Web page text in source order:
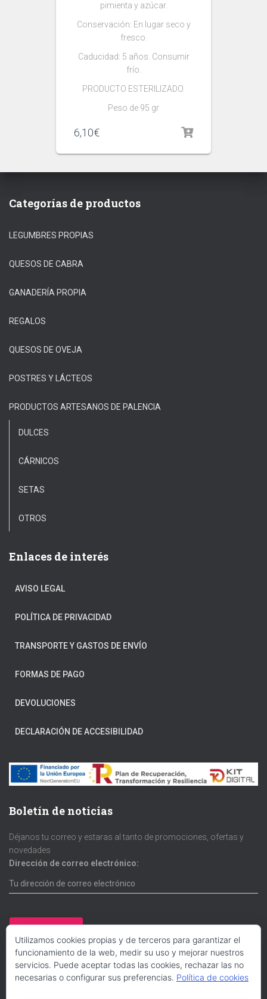
pimienta y azúcar.
Conservación: En lugar seco y
fresco.
Caducidad: 5 años. Consumir
frío.
PRODUCTO ESTERILIZADO.
Peso de 95 gr
6,10€
Categorías de productos
LEGUMBRES PROPIAS
QUESOS DE CABRA
GANADERÍA PROPIA
REGALOS
QUESOS DE OVEJA
POSTRES Y LÁCTEOS
PRODUCTOS ARTESANOS DE PALENCIA
DULCES
CÁRNICOS
SETAS
OTROS
Enlaces de interés
AVISO LEGAL
POLÍTICA DE PRIVACIDAD
TRANSPORTE Y GASTOS DE ENVÍO
FORMAS DE PAGO
DEVOLUCIONES
DECLARACIÓN DE ACCESIBILIDAD
Boletín de noticias
Déjanos tu correo y estaras al tanto de promociones, ofertas y
novedades
Dirección de correo electrónico:
Utilizamos cookies propias y de terceros para garantizar el
funcionamiento de la web, medir su uso y mejorar nuestros
servicios. Puede aceptar todas las cookies, rechazar las no
necesarias o configurar sus preferencias. Política de cookies